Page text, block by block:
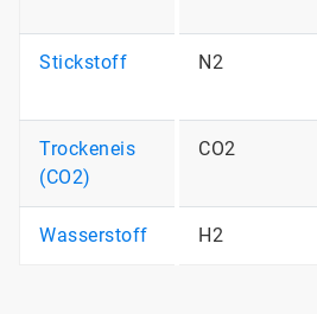
Stickstoff N2
Trockeneis
(CO2)
CO2
Wasserstoff H2